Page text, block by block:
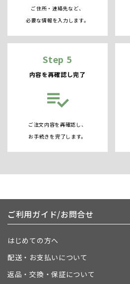
ご住所・連絡先など、
必要な情報を入力します。
Step 5
内容を再確認し完了
playlist_add_check
ご注文内容を再確認し、
お手続きを完了します。
ご利用ガイド/お問合せ
はじめての方へ
配送・お支払いについて
返品・交換・保証について